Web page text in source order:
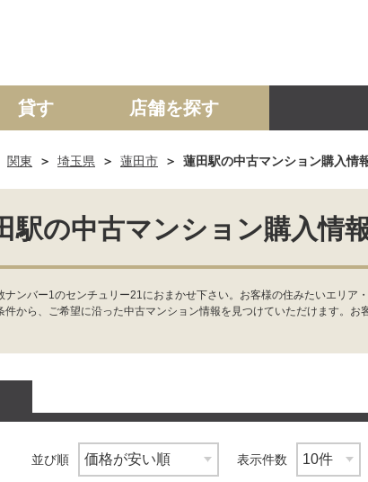
マンション 土地 事業投資用
貸す 店舗を探す
関東 埼玉県 蓮田市 蓮田駅の中古マンション購入情
駅の中古マンション購入情
ンバー1のセンチュリー21におまかせ下さい。お客様の住みたいエリア
から、ご希望に沿った中古マンション情報を見つけていただけます。お
並び順 表示件数